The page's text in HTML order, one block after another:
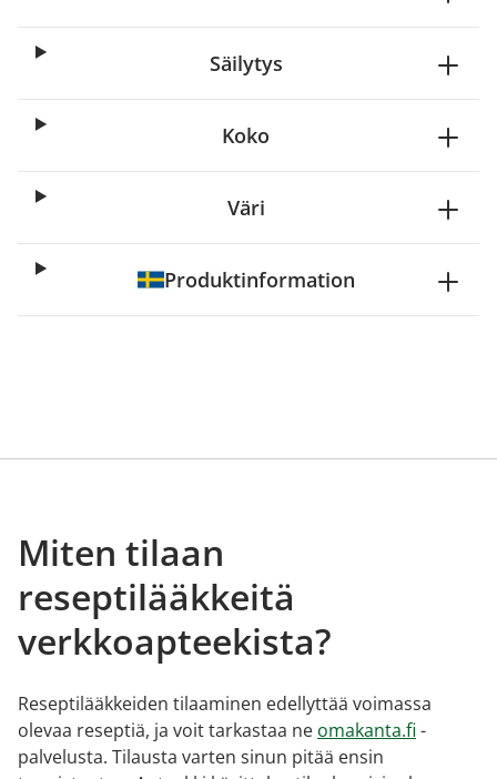
Säilytys
Koko
Väri
Produktinformation
Miten tilaan
reseptilääkkeitä
verkkoapteekista?
Reseptilääkkeiden tilaaminen edellyttää voimassa
olevaa reseptiä, ja voit tarkastaa ne omakanta.fi -
palvelusta. Tilausta varten sinun pitää ensin